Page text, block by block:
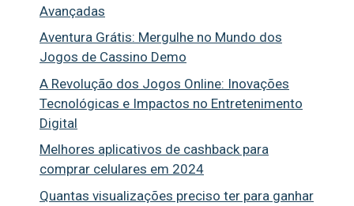
Avançadas
Aventura Grátis: Mergulhe no Mundo dos
Jogos de Cassino Demo
A Revolução dos Jogos Online: Inovações
Tecnológicas e Impactos no Entretenimento
Digital
Melhores aplicativos de cashback para
comprar celulares em 2024
Quantas visualizações preciso ter para ganhar